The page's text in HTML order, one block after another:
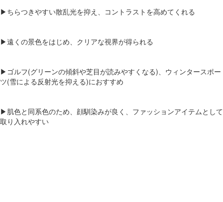
▶ちらつきやすい散乱光を抑え、コントラストを高めてくれる
▶遠くの景色をはじめ、クリアな視界が得られる
▶ゴルフ(グリーンの傾斜や芝目が読みやすくなる)、ウィンタースポー
ツ(雪による反射光を抑える)におすすめ
▶肌色と同系色のため、顔馴染みが良く、ファッションアイテムとして
取り入れやすい